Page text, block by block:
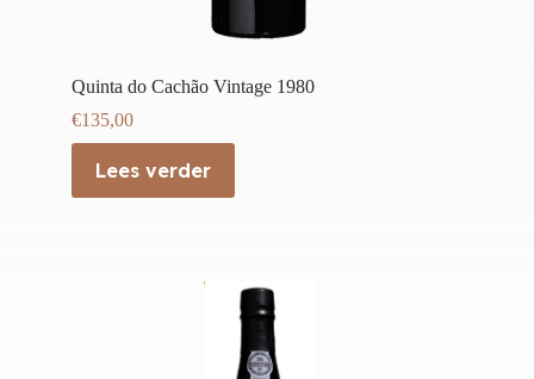
Quinta do Cachão Vintage 1980
€135,00
Lees verder